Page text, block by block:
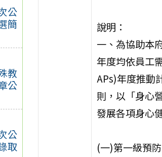
公
簡
教
公
公
取
說明：
一、為協助本
年度均依員工
APs)年度推動
則，以「身心
發展各項身心
(一)第一級預